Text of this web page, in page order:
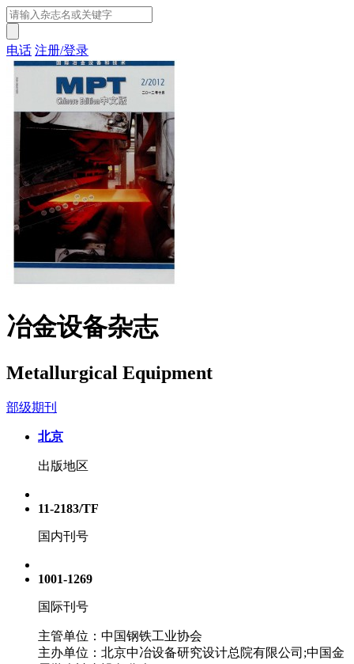
电话 注册/登录
冶金设备杂志
Metallurgical Equipment
部级期刊
北京
出版地区
11-2183/TF
国内刊号
1001-1269
国际刊号
主管单位：中国钢铁工业协会
主办单位：北京中冶设备研究设计总院有限公司;中国金